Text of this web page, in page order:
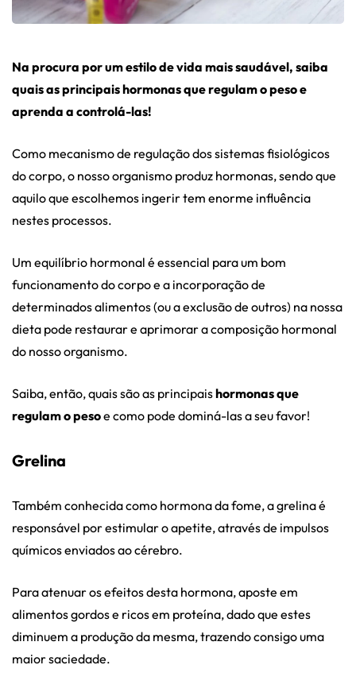
Na procura por um estilo de vida mais saudável, saiba
quais as principais hormonas que regulam o peso e
aprenda a controlá-las!
Como mecanismo de regulação dos sistemas fisiológicos
do corpo, o nosso organismo produz hormonas, sendo que
aquilo que escolhemos ingerir tem enorme influência
nestes processos.
Um equilíbrio hormonal é essencial para um bom
funcionamento do corpo e a incorporação de
determinados alimentos (ou a exclusão de outros) na nossa
dieta pode restaurar e aprimorar a composição hormonal
do nosso organismo.
Saiba, então, quais são as principaishormonas que
regulam o pesoe como pode dominá-las a seu favor!
Grelina
Também conhecida como hormona da fome, a grelina é
responsável por estimular o apetite, através de impulsos
químicos enviados ao cérebro.
Para atenuar os efeitos desta hormona, aposte em
alimentos gordos e ricos em proteína, dado que estes
diminuem a produção da mesma, trazendo consigo uma
maior saciedade.